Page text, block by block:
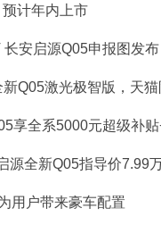
计年内上市
安启源Q05申报图发布
智版，天猫限时补贴价8.99万
5000元超级补贴+交强险+新
新Q05指导价7.99万-
用户带来豪车配置